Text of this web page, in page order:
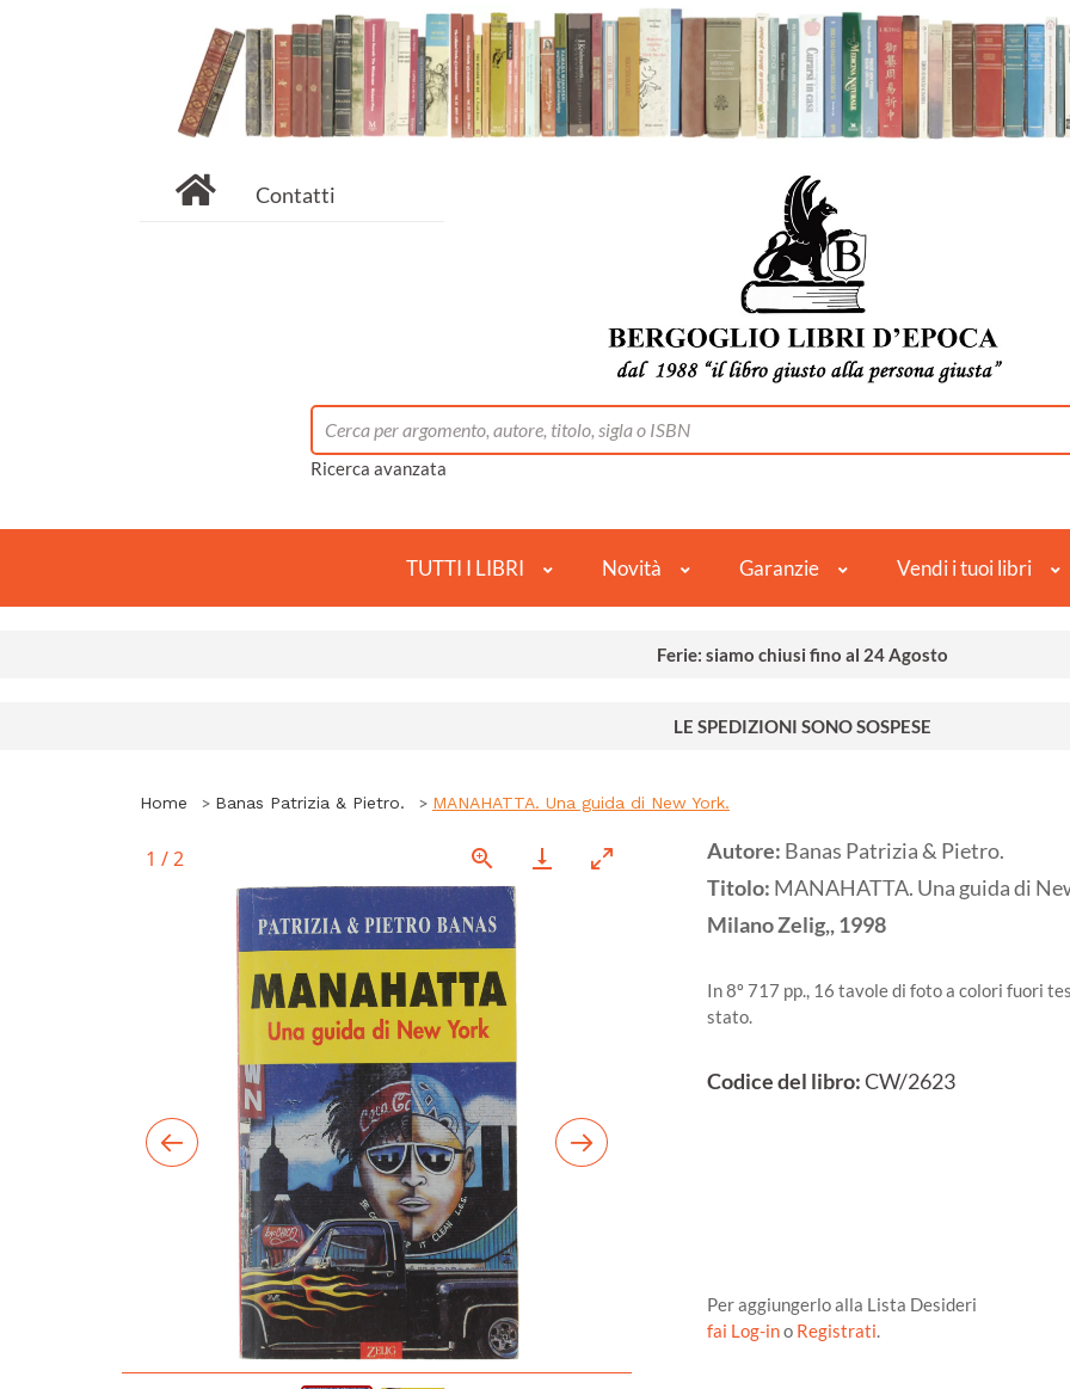
Contatti
Ricerca avanzata
TUTTI I LIBRI Novità Garanzie Vendi i tuoi libri
Ferie: siamo chiusi fino al 24 Agosto
LE SPEDIZIONI SONO SOSPESE
Home Banas Patrizia & Pietro. MANAHATTA. Una guida di New York.
1 /2 Autore: Banas Patrizia & Pietro.
Titolo: MANAHATTA. Una guida di
MilanoZelig,,1998
In 8º 717 pp., 16 tavole di foto a colori fuori
stato.
Codice del libro:CW/2623
Per aggiungerlo alla Lista Desideri
fai Log-ino Registrati.